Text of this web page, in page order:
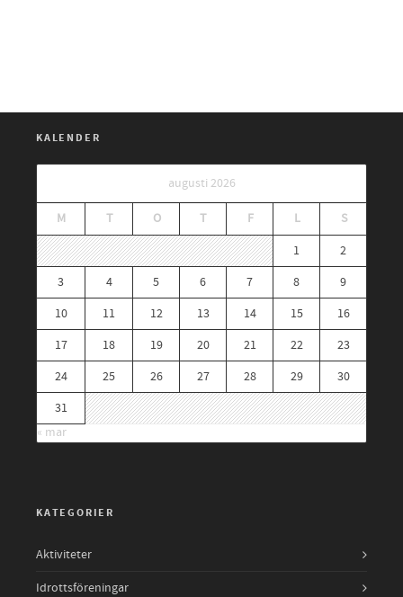
KALENDER
augusti 2026
M T O T F L
S
1
2
3
4 5 6 7 8
9
10
11 12 13 14 15
16
17
18 19 20 21 22
23
24
25 26 27 28 29
30
31
« mar
KATEGORIER
Aktiviteter
Idrottsföreningar